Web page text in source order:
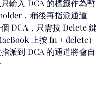
輸入 DCA 的標籤作為暫
，稍後再指派通道
DCA，只需按 Delete 鍵
上按 fn + delete）
派到 DCA 的通道將會自